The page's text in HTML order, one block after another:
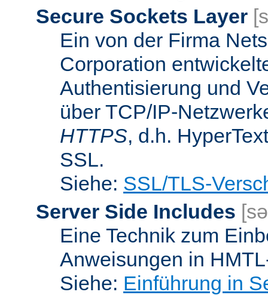
Secure Sockets Layer
Ein von der Firma
Corporation
Authentisierung und
über TCP/IP-
HTTPS, d.h.
SSL.
Siehe: SSL/TLS-
Server Side Includes
Eine Technik zum
Anweisungen in
Siehe: Einführung in